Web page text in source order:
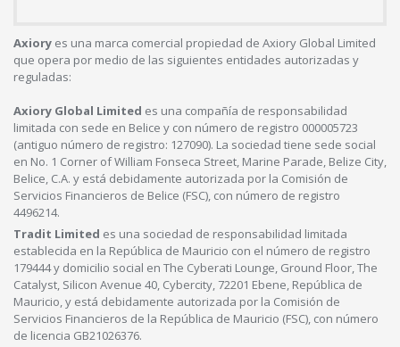
Axiory es una marca comercial propiedad de Axiory Global Limited
que opera por medio de las siguientes entidades autorizadas y
reguladas:
Axiory Global Limited es una compañía de responsabilidad
limitada con sede en Belice y con número de registro 000005723
(antiguo número de registro: 127090). La sociedad tiene sede social
en No. 1 Corner of William Fonseca Street, Marine Parade, Belize City,
Belice, C.A. y está debidamente autorizada por la Comisión de
Servicios Financieros de Belice (FSC), con número de registro
4496214.
Tradit Limited es una sociedad de responsabilidad limitada
establecida en la República de Mauricio con el número de registro
179444 y domicilio social en The Cyberati Lounge, Ground Floor, The
Catalyst, Silicon Avenue 40, Cybercity, 72201 Ebene, República de
Mauricio, y está debidamente autorizada por la Comisión de
Servicios Financieros de la República de Mauricio (FSC), con número
de licencia GB21026376.